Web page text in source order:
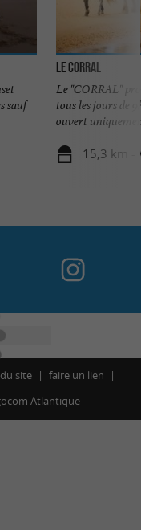
sauf
Le Corral
Le "CORRAL"
tous les jours de
ouvert
15,3 km -
site
faire un lien
Atlantique